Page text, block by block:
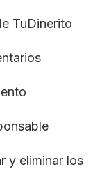
TuDinerito
y eliminar los